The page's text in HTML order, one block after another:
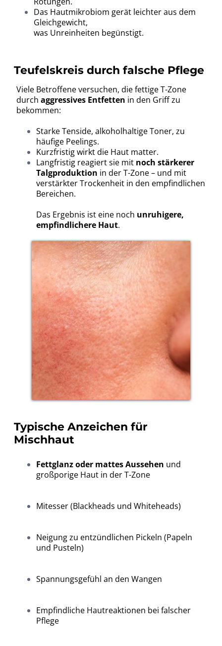
Das Hautmikrobiom gerät leichter aus dem
Gleichgewicht,
was Unreinheiten begünstigt.
Teufelskreis durch falsche Pflege
Viele Betroffene versuchen, die fettige T-Zone
durch aggressives Entfetten in den Griff zu
bekommen:
Starke Tenside, alkoholhaltige Toner, zu
häufige Peelings.
Kurzfristig wirkt die Haut matter.
Langfristig reagiert sie mit noch stärkerer
Talgproduktion in der T-Zone – und mit
verstärkter Trockenheit in den empfindlichen
Bereichen.
Das Ergebnis ist eine noch unruhigere,
empfindlichere Haut.
Typische Anzeichen für
Mischhaut
Fettglanz oder mattes Aussehen und
großporige Haut in der T-Zone
Mitesser (Blackheads und Whiteheads)
Neigung zu entzündlichen Pickeln (Papeln
und Pusteln)
Spannungsgefühl an den Wangen
Empfindliche Hautreaktionen bei falscher
Pflege